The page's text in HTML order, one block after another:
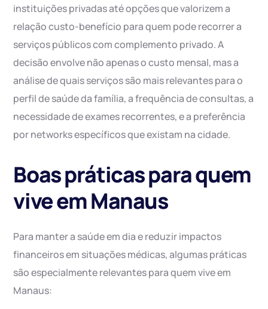
instituições privadas até opções que valorizem a
relação custo-benefício para quem pode recorrer a
serviços públicos com complemento privado. A
decisão envolve não apenas o custo mensal, mas a
análise de quais serviços são mais relevantes para o
perfil de saúde da família, a frequência de consultas, a
necessidade de exames recorrentes, e a preferência
por networks específicos que existam na cidade.
Boas práticas para quem
vive em Manaus
Para manter a saúde em dia e reduzir impactos
financeiros em situações médicas, algumas práticas
são especialmente relevantes para quem vive em
Manaus: